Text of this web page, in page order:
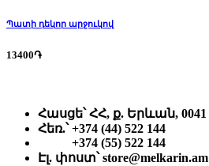
Պատի դեկոր արջուկով
13400֏
Հասցե՝ՀՀ, ք. Երևան, 0041
Հեռ.՝+374 (44) 522 144
+374 (55) 522 144
Էլ. փոստ՝store@melkarin.am